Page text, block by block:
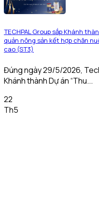
TECHPAL Group sắp Khánh
quản nông sản kết hợp chăn
cao (ST3)
Đúng ngày 29/5/2026,
Khánh thành Dự án “Thu...
22
Th5